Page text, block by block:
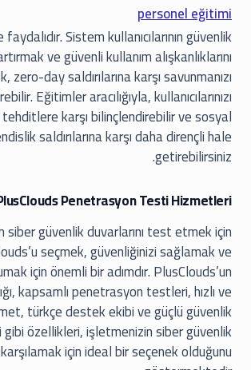
personel eğitimi
faydalıdır. Sistem kullanıcılarının güvenlik
ve güvenli kullanım alışkanlıklarını
zero-day saldırılarına karşı savunmanızı
Eğitimler aracılığıyla, kullanıcılarınızı
karşı bilinçlendirebilir ve sosyal
saldırılarına karşı daha dirençli hale
getirebilirsiniz.
Penetrasyon Testi Hizmetleri
siber güvenlik duvarlarını test etmek için
seçmek, güvenliğinizi sağlamak ve
için önemli bir adımdır. PlusClouds’un
kapsamlı penetrasyon testleri, hızlı ve
türkçe destek ekibi ve güçlü güvenlik
özellikleri, işletmenizin siber güvenlik
için ideal bir seçenek olduğunu